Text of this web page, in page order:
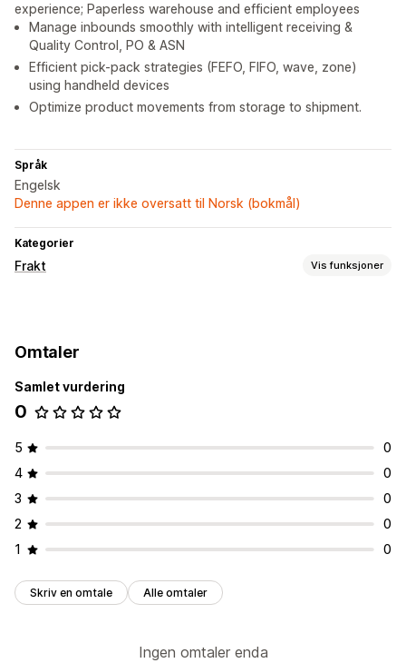
experience; Paperless warehouse and efficient employees
Manage inbounds smoothly with intelligent receiving &
Quality Control, PO & ASN
Efficient pick-pack strategies (FEFO, FIFO, wave, zone)
using handheld devices
Optimize product movements from storage to shipment.
Språk
Engelsk
Denne appen er ikke oversatt til Norsk (bokmål)
Kategorier
Frakt Vis funksjoner
Bestillingsoppdateringer
Omtaler
Samlet vurdering
0
5
0
4
0
3
0
2
0
1
0
Skriv en omtale Alle omtaler
Ingen omtaler enda